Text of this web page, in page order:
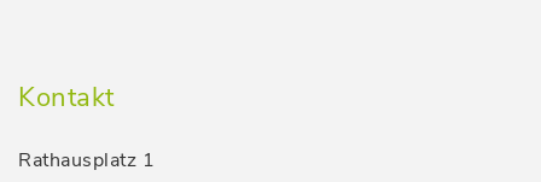
Kontakt
Rathausplatz 1